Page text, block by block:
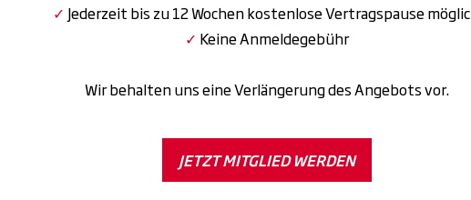
✓ Jederzeit bis zu 12 Wochen kostenlose Vertragspause
✓ Keine Anmeldegebühr
Wir behalten uns eine Verlängerung des Angebots vor.
JETZT MITGLIED WERDEN